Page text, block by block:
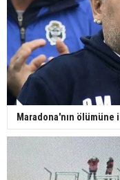
Maradona'nın ölümüne